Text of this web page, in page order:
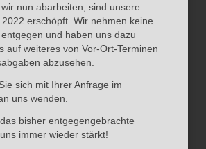
wir nun abarbeiten, sind unsere
erschöpft. Wir nehmen keine
und haben uns dazu
auf weiteres von Vor-Ort-Terminen
abzusehen.
sich mit Ihrer Anfrage im
uns wenden.
bisher entgegengebrachte
immer wieder stärkt!